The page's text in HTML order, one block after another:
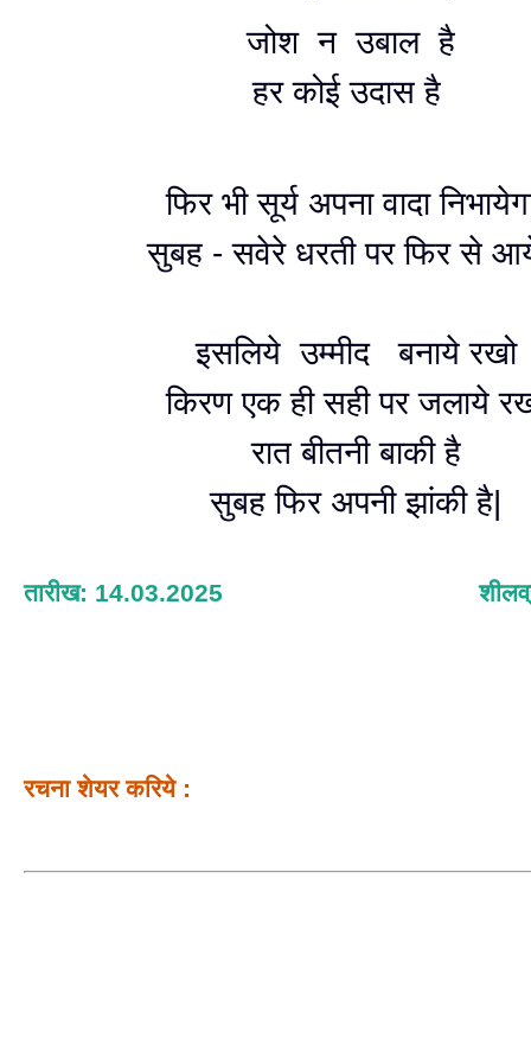
जोश न उबाल है
हर कोई उदास है
फिर भी सूर्य अपना वादा
सुबह - सवेरे धरती पर फिर से
इसलिये उम्मीद बनाये रखो
किरण एक ही सही पर जलाये
रात बीतनी बाकी है
सुबह फिर अपनी झांकी है|
तारीख: 14.03.2025
रचना शेयर करिये :